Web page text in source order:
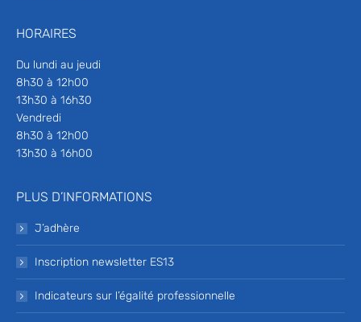
HORAIRES
Du lundi au jeudi
8h30 à 12h00
13h30 à 16h30
Vendredi
8h30 à 12h00
13h30 à 16h00
PLUS D’INFORMATIONS
J’adhère
Inscription newsletter ES13
Indicateurs sur l’égalité professionnelle